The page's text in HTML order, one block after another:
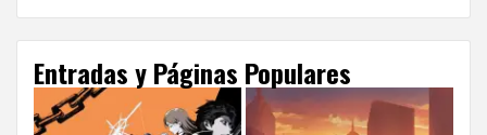
Entradas y Páginas Populares